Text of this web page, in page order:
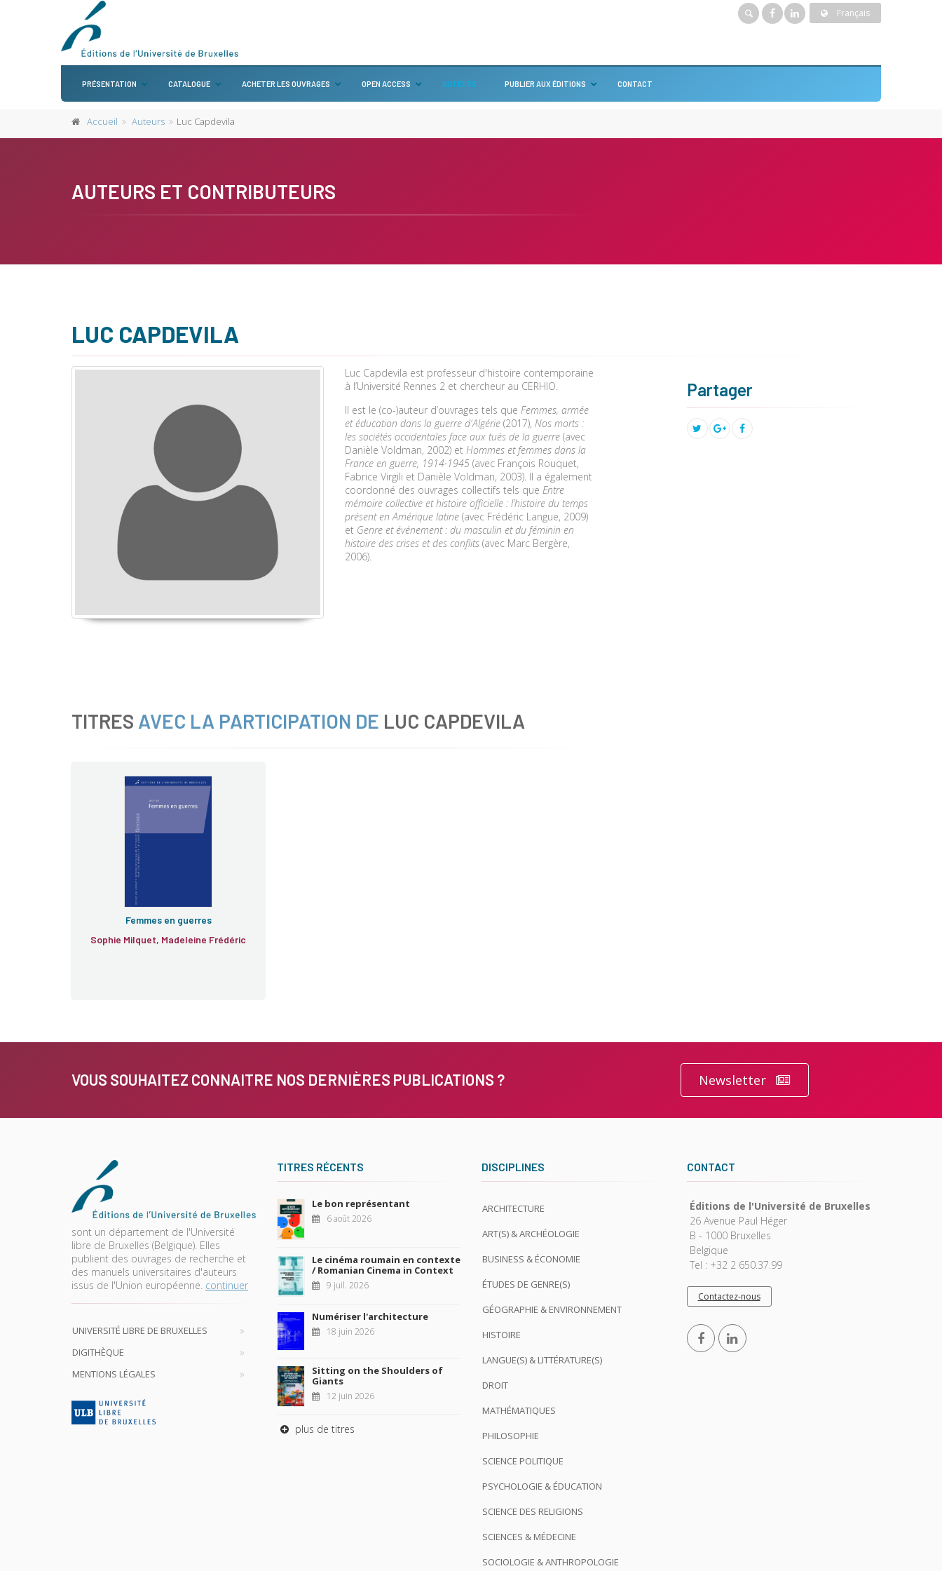
Français
PRÉSENTATION CATALOGUE ACHETER LES OUVRAGES OPEN ACCESS AUTEURS PUBLIER AUX ÉDITIONS CONTACT
Accueil Auteurs Luc Capdevila
AUTEURS ET CONTRIBUTEURS
LUC CAPDEVILA
Luc Capdevila est professeur d'histoire contemporaine
à l’Université Rennes 2 et chercheur au CERHIO.
Il est le (co-)auteur d’ouvrages tels que Femmes, armée
et éducation dans la guerre d'Algérie (2017), Nos morts :
les sociétés occidentales face aux tués de la guerre (avec
Danièle Voldman, 2002) et Hommes et femmes dans la
France en guerre, 1914-1945 (avec François Rouquet,
Fabrice Virgili et Danièle Voldman, 2003). Il a également
coordonné des ouvrages collectifs tels que Entre
mémoire collective et histoire officielle : l’histoire du temps
présent en Amérique latine (avec Frédéric Langue, 2009)
et Genre et événement : du masculin et du féminin en
histoire des crises et des conflits (avec Marc Bergère,
2006).
Partager
TITRES AVEC LA PARTICIPATION DE LUC CAPDEVILA
Femmes en guerres
Sophie Milquet, Madeleine Frédéric
VOUS SOUHAITEZ CONNAITRE NOS DERNIÈRES PUBLICATIONS ? Newsletter
sont un département de l'Université
libre de Bruxelles (Belgique). Elles
publient des ouvrages de recherche et
des manuels universitaires d'auteurs
issus de l'Union européenne. continuer
UNIVERSITÉ LIBRE DE BRUXELLES
DIGITHÈQUE
MENTIONS LÉGALES
TITRES RÉCENTS
Le bon représentant
6 août 2026
Le cinéma roumain en contexte
/ Romanian Cinema in Context
9 juil. 2026
Numériser l'architecture
18 juin 2026
Sitting on the Shoulders of
Giants
12 juin 2026
plus de titres
DISCIPLINES
ARCHITECTURE
ART(S) & ARCHÉOLOGIE
BUSINESS & ÉCONOMIE
ÉTUDES DE GENRE(S)
GÉOGRAPHIE & ENVIRONNEMENT
HISTOIRE
LANGUE(S) & LITTÉRATURE(S)
DROIT
MATHÉMATIQUES
PHILOSOPHIE
SCIENCE POLITIQUE
PSYCHOLOGIE & ÉDUCATION
SCIENCE DES RELIGIONS
SCIENCES & MÉDECINE
SOCIOLOGIE & ANTHROPOLOGIE
CONTACT
Éditions de l'Université de Bruxelles
26 Avenue Paul Héger
B - 1000 Bruxelles
Belgique
Tel : +32 2 650.37.99
Contactez-nous